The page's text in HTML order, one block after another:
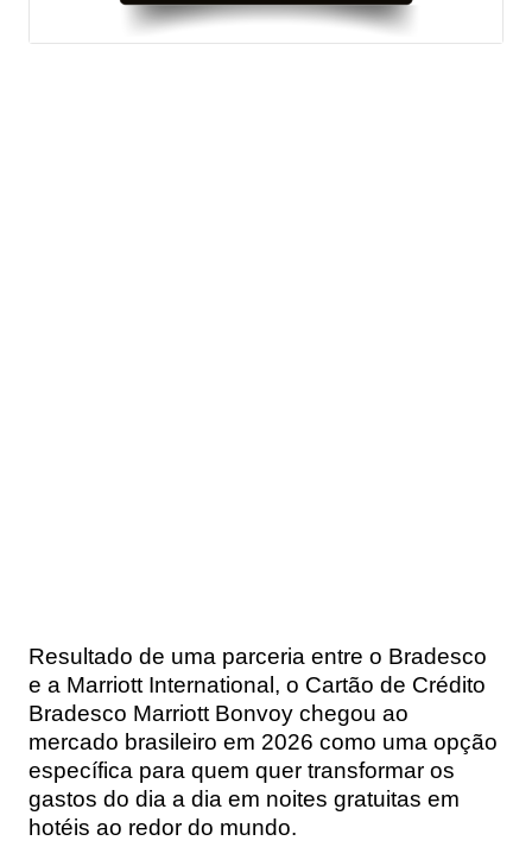
Resultado de uma parceria entre o Bradesco
e a Marriott International, o Cartão de Crédito
Bradesco Marriott Bonvoy chegou ao
mercado brasileiro em 2026 como uma opção
específica para quem quer transformar os
gastos do dia a dia em noites gratuitas em
hotéis ao redor do mundo.